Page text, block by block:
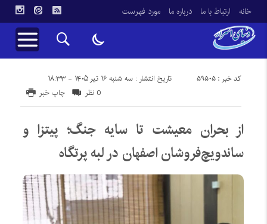
خانه ارتباط با ما درباره ما مورد فهرست
تاریخ انتشار : سه شنبه ۱۶ تیر ۱۴۰۵ - ۱۸:۳۳ کد خبر : 59505
چاپ خبر 0 نظر
از بحران معیشت تا سایه جنگ؛ پیتزا و
ساندویچ‌فروشان اصفهان در لبه پرتگاه